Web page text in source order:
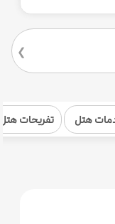
هتل تفریحات